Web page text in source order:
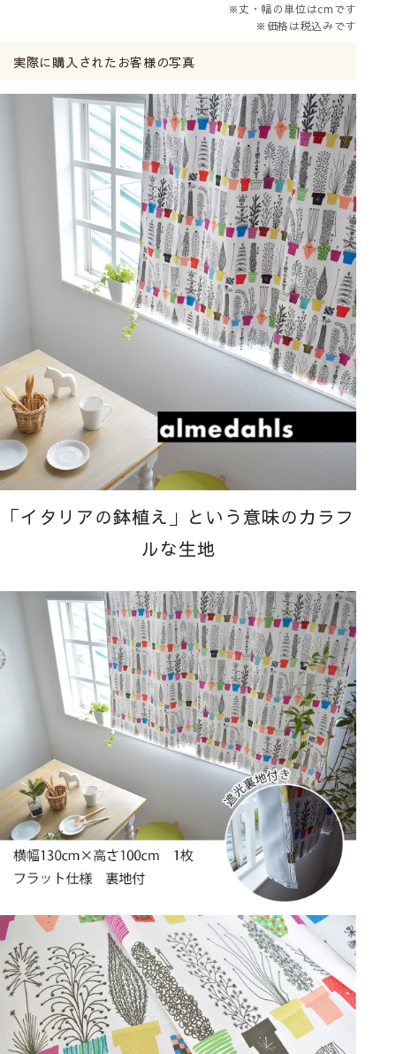
※丈・幅の単位はcmです
※価格は税込みです
実際に購入されたお客様の写真
「イタリアの鉢植え」という意味のカラフ
ルな生地